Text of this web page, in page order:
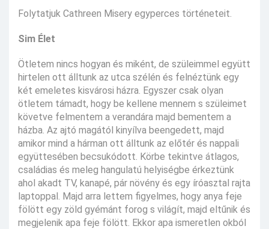
Folytatjuk Cathreen Misery egyperces történeteit.
Sim Élet
Ötletem nincs hogyan és miként, de szüleimmel együtt
hirtelen ott álltunk az utca szélén és felnéztünk egy
két emeletes kisvárosi házra. Egyszer csak olyan
ötletem támadt, hogy be kellene mennem s szüleimet
követve felmentem a verandára majd bementem a
házba. Az ajtó magától kinyílva beengedett, majd
amikor mind a hárman ott álltunk az előtér és nappali
együttesében becsukódott. Körbe tekintve átlagos,
családias és meleg hangulatú helyiségbe érkeztünk
ahol akadt TV, kanapé, pár növény és egy íróasztal rajta
laptoppal. Majd arra lettem figyelmes, hogy anya feje
fölött egy zöld gyémánt forog s világít, majd eltűnik és
megjelenik apa feje fölött. Ekkor apa ismeretlen okból